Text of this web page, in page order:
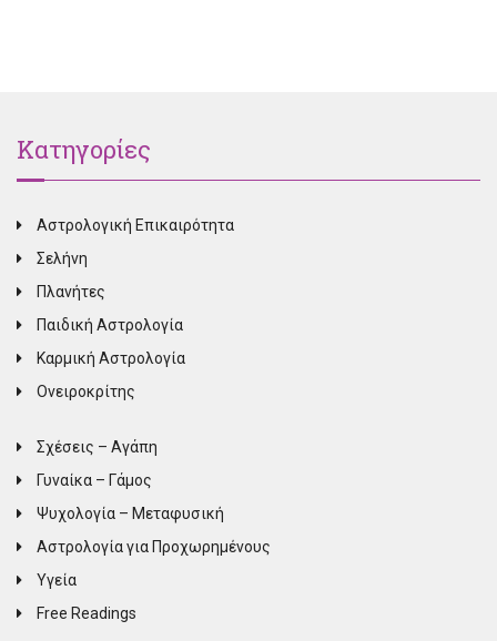
Κατηγορίες
Αστρολογική Επικαιρότητα
Σελήνη
Πλανήτες
Παιδική Αστρολογία
Καρμική Αστρολογία
Ονειροκρίτης
Σχέσεις – Αγάπη
Γυναίκα – Γάμος
Ψυχολογία – Μεταφυσική
Αστρολογία για Προχωρημένους
Υγεία
Free Readings